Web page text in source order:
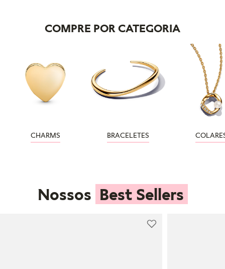
COMPRE POR CATEGORIA
CHARMS BRACELETES
Nossos Best Sellers